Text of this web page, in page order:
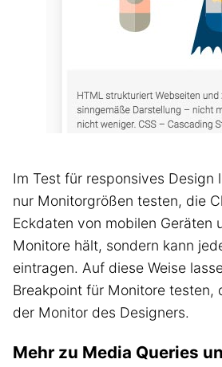
Im Test für responsives Design
nur Monitorgrößen testen, die
Eckdaten von mobilen Geräten
Monitore hält, sondern kann
eintragen. Auf diese Weise
Breakpoint für Monitore testen,
der Monitor des Designers.
Mehr zu Media Queries